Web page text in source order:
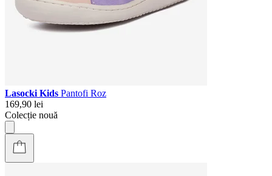
Lasocki Kids Pantofi Roz
169,90 lei
Colecție nouă